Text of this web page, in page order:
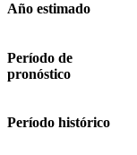
Año estimado
Período de
pronóstico
Período histórico